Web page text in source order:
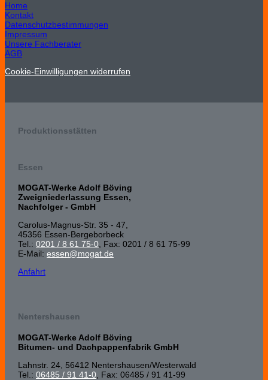
Home
Kontakt
Datenschutzbestimmungen
Impressum
Unsere Fachberater
AGB
Cookie-Einwilligungen widerrufen
Produktionsstätten
Essen
MOGAT-Werke Adolf Böving
Zweigniederlassung Essen,
Nachfolger - GmbH
Carolus-Magnus-Str. 35 - 47,
45356 Essen-Bergeborbeck
Tel.: 0201 / 8 61 75-0, Fax: 0201 / 8 61 75-99
E-Mail: essen@mogat.de
Anfahrt
Nentershausen
MOGAT-Werke Adolf Böving
Bitumen- und Dachpappenfabrik GmbH
Lahnstr. 24, 56412 Nenters­hausen/Wester­wald
Tel.: 06485 / 91 41-0 , Fax: 06485 / 91 41-99